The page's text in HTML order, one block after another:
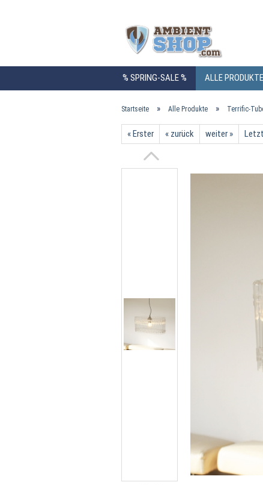
% SPRING-SALE % ALLE PRODUKTE
Startseite » Alle Produkte » Terrific-
« Erster « zurück weiter »